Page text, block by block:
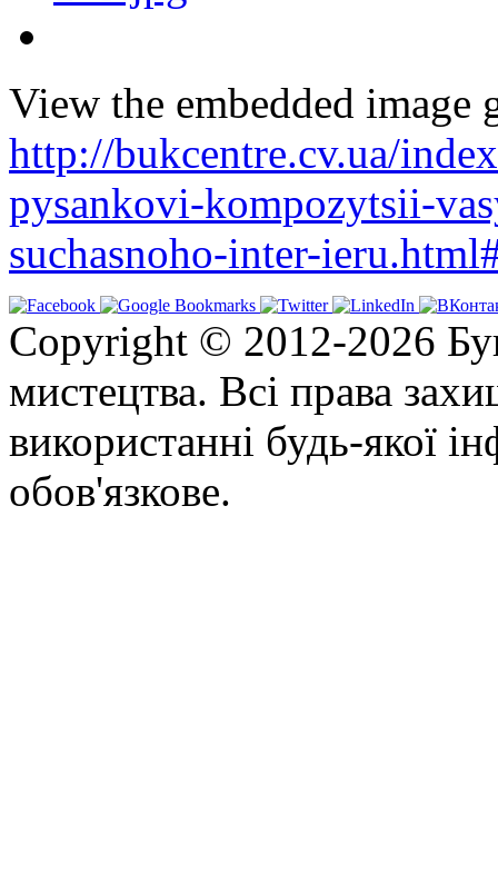
View the embedded image
http://bukcentre.cv.ua/
pysankovi-kompozytsii-
suchasnoho-inter-
Copyright © 2012-2026
мистецтва. Всі права
використанні будь-якої
обов'язкове.